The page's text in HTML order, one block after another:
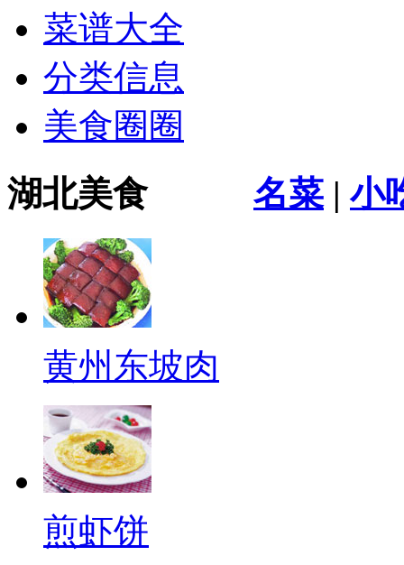
菜谱大全
分类信息
美食圈圈
湖北美食 名菜 |小
黄州东坡肉
煎虾饼